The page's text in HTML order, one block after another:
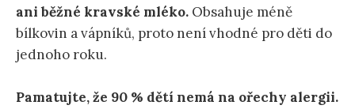
ani běžné kravské mléko. Obsahuje méně
bílkovin a vápníků, proto není vhodné pro děti do
jednoho roku.
Pamatujte, že 90 % dětí nemá na ořechy alergii.